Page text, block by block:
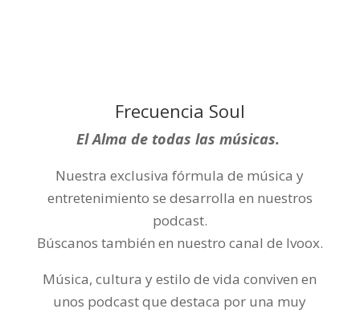
Frecuencia Soul
El Alma de todas las músicas.
Nuestra exclusiva fórmula de música y
entretenimiento se desarrolla en nuestros
podcast.
Búscanos también en nuestro canal de Ivoox.
Música, cultura y estilo de vida conviven en
unos podcast que destaca por una muy